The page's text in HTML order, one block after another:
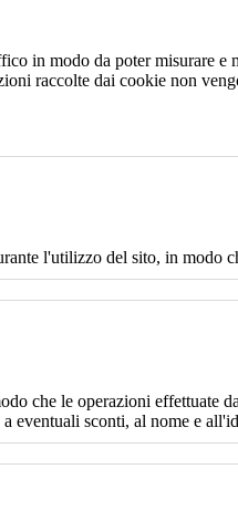
in modo da poter misurare
raccolte dai cookie non
l'utilizzo del sito, in modo
che le operazioni effettuate
eventuali sconti, al nome e